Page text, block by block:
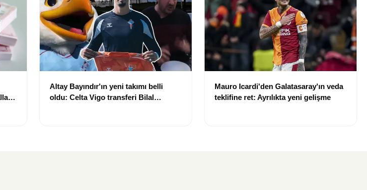
Altay Bayındır'ın yeni takımı belli
oldu: Celta Vigo transferi Bilal
Mauro Icardi'den Galatasaray'ın veda
teklifine ret: Ayrılıkta yeni gelişme